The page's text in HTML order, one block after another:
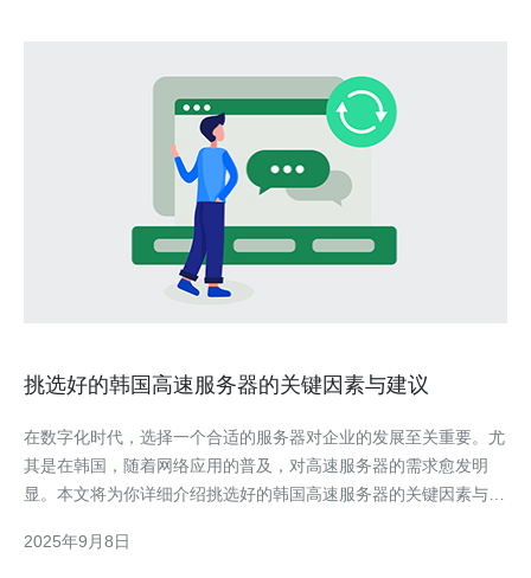
挑选好的韩国高速服务器的关键因素与建议
在数字化时代，选择一个合适的服务器对企业的发展至关重要。尤
其是在韩国，随着网络应用的普及，对高速服务器的需求愈发明
显。本文将为你详细介绍挑选好的韩国高速服务器的关键因素与建
因素与建议： 1. 了解服务器类型 首先，你需要了解不同类型的服
2025年9月8日